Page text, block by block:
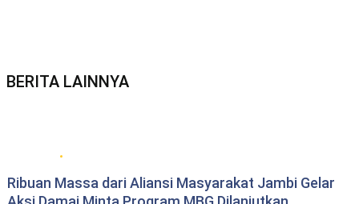
BERITA LAINNYA
Ribuan Massa dari Aliansi Masyarakat Jambi Gelar